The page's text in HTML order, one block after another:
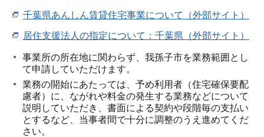
千葉県あんしん賃貸住宅事業について（外部サイト）
居住支援法人の指定について：千葉県（外部サイト）
事業所の所在地に関わらず、我孫子市を業務範囲とし
て申請していただけます。
業務の開始にあたっては、予め利用者（住宅確保要配
慮者）に、ながれや料金の発生する業務などについて
説明していただき、書面による契約や段階毎の支払い
とするなど、当事者間で十分に調整のうえ進めてくだ
さい。